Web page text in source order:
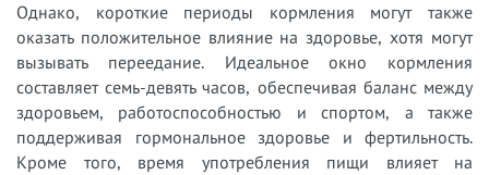
Однако, короткие периоды кормления могут также
оказать положительное влияние на здоровье, хотя могут
вызывать переедание. Идеальное окно кормления
составляет семь-девять часов, обеспечивая баланс между
здоровьем, работоспособностью и спортом, а также
поддерживая гормональное здоровье и фертильность.
Кроме того, время употребления пищи влияет на